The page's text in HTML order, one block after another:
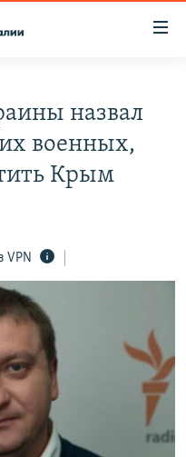
СОПРОТИВЛЕНИЯ
назвал
военных,
Крым
VPN